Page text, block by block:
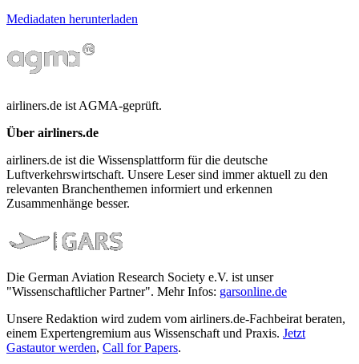
Mediadaten herunterladen
airliners.de ist AGMA-geprüft.
Über airliners.de
airliners.de ist die Wissensplattform für die deutsche
Luftverkehrswirtschaft. Unsere Leser sind immer aktuell zu den
relevanten Branchenthemen informiert und erkennen
Zusammenhänge besser.
Die German Aviation Research Society e.V. ist unser
"Wissenschaftlicher Partner". Mehr Infos: garsonline.de
Unsere Redaktion wird zudem vom airliners.de-Fachbeirat beraten,
einem Expertengremium aus Wissenschaft und Praxis. Jetzt
Gastautor werden, Call for Papers.